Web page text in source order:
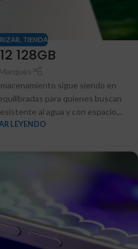
TIENDA
128GB
sigue siendo en
para quienes buscan
al agua y con espacio...
LEYENDO